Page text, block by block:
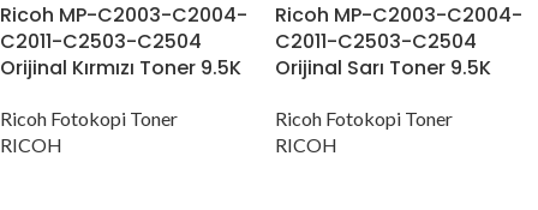
Ricoh MP-C2003-C2004-
C2011-C2503-C2504
Orijinal Kırmızı Toner 9.5K
Ricoh Fotokopi Toner
RICOH
Ricoh MP-C2003-C2004-
C2011-C2503-C2504
Orijinal Sarı Toner 9.5K
Ricoh Fotokopi Toner
RICOH